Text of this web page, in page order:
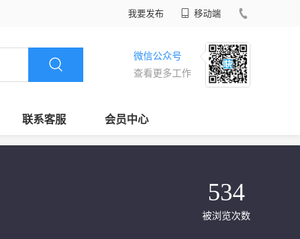
我要发布 移动端
微信公众号
查看更多工作
联系客服 会员中心
534
被浏览次数